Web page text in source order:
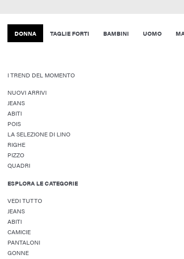
DONNA TAGLIE FORTI BAMBINI UOMO
I TREND DEL MOMENTO
NUOVI ARRIVI
JEANS
ABITI
POIS
LA SELEZIONE DI LINO
RIGHE
PIZZO
QUADRI
ESPLORA LE CATEGORIE
VEDI TUTTO
JEANS
ABITI
CAMICIE
PANTALONI
GONNE